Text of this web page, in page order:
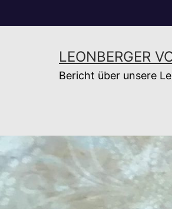
Inhalt
LEONBERGER
Bericht über unsere